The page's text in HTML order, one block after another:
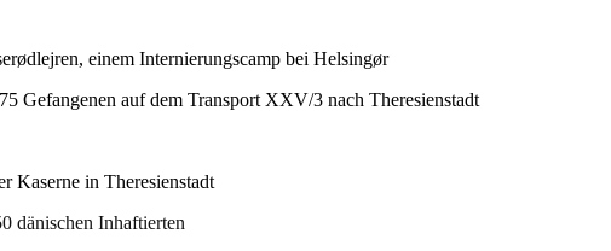
einem Internierungscamp bei Helsingør
Gefangenen auf dem Transport XXV/3 nach Theresienstadt
Kaserne in Theresienstadt
dänischen Inhaftierten